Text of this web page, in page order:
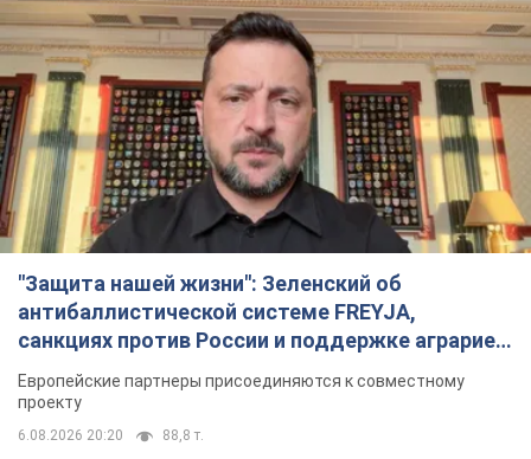
"Защита нашей жизни": Зеленский об
антибаллистической системе FREYJA,
санкциях против России и поддержке аграриев.
Видео
Европейские партнеры присоединяются к совместному
проекту
6.08.2026 20:20 88,8 т.